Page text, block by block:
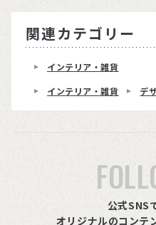
関連カテゴリー
インテリア・雑貨
インテリア・雑貨
デ
公式SNS
オリジナルのコンテ